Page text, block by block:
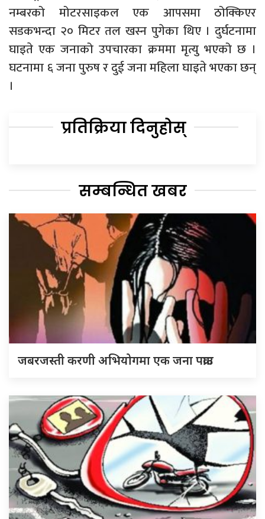
नम्बरको मोटरसाइकल एक आपसमा ठोक्किएर
सडकभन्दा २० मिटर तल खस्न पुगेका थिए । दुर्घटनामा
घाइते एक जनाको उपचारका क्रममा मृत्यु भएको छ ।
घटनामा ६ जना पुरुष र दुई जना महिला घाइते भएका छन्
।
प्रतिक्रिया दिनुहोस्
सम्बन्धित खबर
जबरजस्ती करणी अभियोगमा एक जना पक्राउ